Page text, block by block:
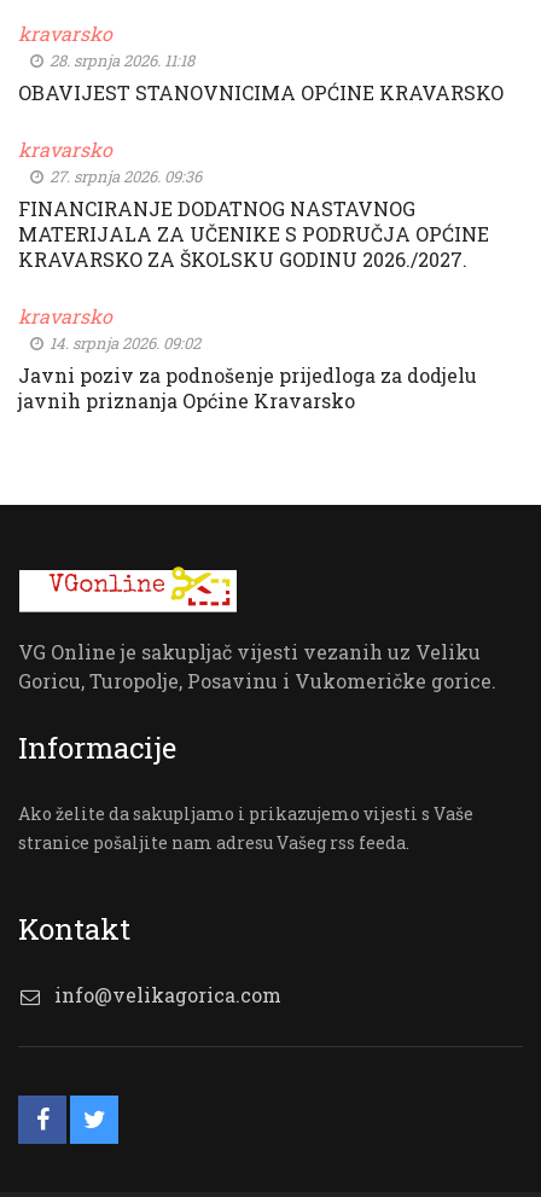
kravarsko
28. srpnja 2026. 11:18
OBAVIJEST STANOVNICIMA OPĆINE KRAVARSKO
kravarsko
27. srpnja 2026. 09:36
FINANCIRANJE DODATNOG NASTAVNOG
MATERIJALA ZA UČENIKE S PODRUČJA OPĆINE
KRAVARSKO ZA ŠKOLSKU GODINU 2026./2027.
kravarsko
14. srpnja 2026. 09:02
Javni poziv za podnošenje prijedloga za dodjelu
javnih priznanja Općine Kravarsko
VG Online je sakupljač vijesti vezanih uz Veliku
Goricu, Turopolje, Posavinu i Vukomeričke gorice.
Informacije
Ako želite da sakupljamo i prikazujemo vijesti s Vaše
stranice pošaljite nam adresu Vašeg rss feeda.
Kontakt
info@velikagorica.com